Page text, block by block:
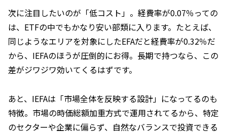
次に注目したいのが「低コスト」。経費率が0.07％っての
は、ETFの中でもかなり安い部類に入ります。たとえば、
同じようなエリアを対象にしたEFAだと経費率が0.32％だ
から、IEFAのほうが圧倒的にお得。長期で持つなら、この
差がジワジワ効いてくるはずです。
あと、IEFAは「市場全体を反映する設計」になってるのも
特徴。市場の時価総額加重方式で運用されてるから、特定
のセクターや企業に偏らず、自然なバランスで投資できる